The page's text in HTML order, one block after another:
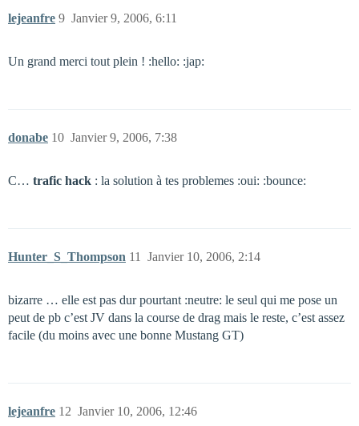
lejeanfre Janvier 9, 2006, 6:11
9
Un grand merci tout plein ! :hello: :jap:
donabe Janvier 9, 2006, 7:38
10
C… trafic hack : la solution à tes problemes :oui: :bounce:
Hunter_S_Thompson Janvier 10, 2006, 2:14
11
bizarre … elle est pas dur pourtant :neutre: le seul qui me pose un
peut de pb c’est JV dans la course de drag mais le reste, c’est assez
facile (du moins avec une bonne Mustang GT)
lejeanfre Janvier 10, 2006, 12:46
12